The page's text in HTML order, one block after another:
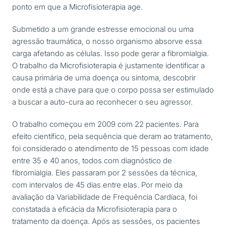
ponto em que a Microfisioterapia age.
Submetido a um grande estresse emocional ou uma
agressão traumática, o nosso organismo absorve essa
carga afetando as células. Isso pode gerar a fibromialgia.
O trabalho da Microfisioterapia é justamente identificar a
causa primária de uma doença ou sintoma, descobrir
onde está a chave para que o corpo possa ser estimulado
a buscar a auto-cura ao reconhecer o seu agressor.
O trabalho começou em 2009 com 22 pacientes. Para
efeito científico, pela sequência que deram ao tratamento,
foi considerado o atendimento de 15 pessoas com idade
entre 35 e 40 anos, todos com diagnóstico de
fibromialgia. Eles passaram por 2 sessões da técnica,
com intervalos de 45 dias entre elas. Por meio da
avaliação da Variabilidade de Frequência Cardíaca, foi
constatada a eficácia da Microfisioterapia para o
tratamento da doença. Após as sessões, os pacientes